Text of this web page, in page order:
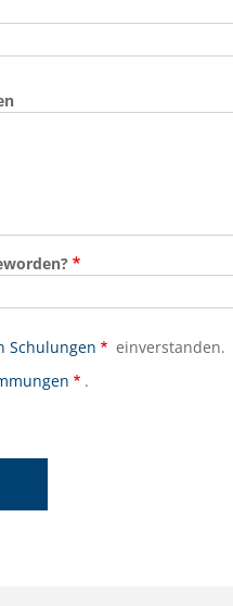
Schulungen
einverstanden.
.